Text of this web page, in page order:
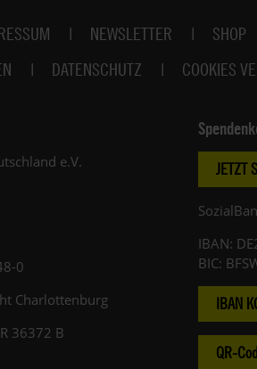
NEWSLETTER SHOP
DATENSCHUTZ COOKIES
e.V.
0
Charlottenburg
36372 B
JETZT
IBAN:
BIC:
IBAN
QR-